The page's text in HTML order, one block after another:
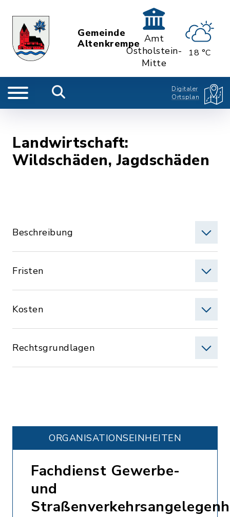
Gemeinde
Altenkrempe Amt
Ostholstein-
Mitte
18 °C
Digitaler
Ortsplan
Landwirtschaft:
Wildschäden, Jagdschäden
Beschreibung
Fristen
Kosten
Rechtsgrundlagen
ORGANISATIONS­EINHEITEN
Fachdienst Gewerbe-
und